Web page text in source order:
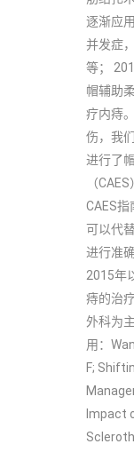
逐渐应
并发症
等；
帽辅助
疗内痔
伤，我
进行了
（
CAES指
可以代
进行准
2015年
痔的治
外科为
用：
F;
Impact